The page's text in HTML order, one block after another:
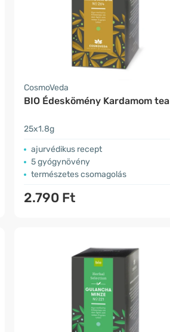
CosmoVeda
BIO Édeskömény Kardamom tea
25x1.8g
ajurvédikus recept
5 gyógynövény
természetes csomagolás
2.790 Ft